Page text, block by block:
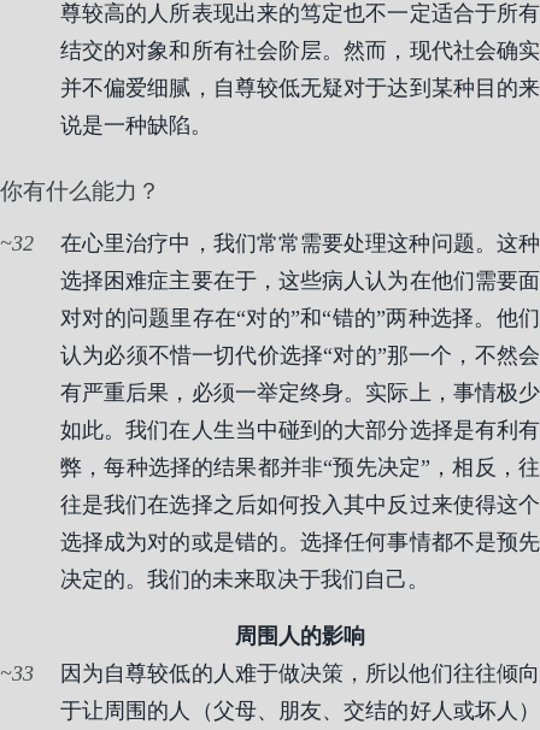
尊较高的人所表现出来的笃定也不一定适合于所有
结交的对象和所有社会阶层。然而，现代社会确实
并不偏爱细腻，自尊较低无疑对于达到某种目的来
说是一种缺陷。
你有什么能力？
32
在心里治疗中，我们常常需要处理这种问题。这种
选择困难症主要在于，这些病人认为在他们需要面
对对的问题里存在“对的”和“错的”两种选择。他们
认为必须不惜一切代价选择“对的”那一个，不然会
有严重后果，必须一举定终身。实际上，事情极少
如此。我们在人生当中碰到的大部分选择是有利有
弊，每种选择的结果都并非“预先决定”，相反，往
往是我们在选择之后如何投入其中反过来使得这个
选择成为对的或是错的。选择任何事情都不是预先
决定的。我们的未来取决于我们自己。
周围人的影响
33
因为自尊较低的人难于做决策，所以他们往往倾向
于让周围的人（父母、朋友、交结的好人或坏人）